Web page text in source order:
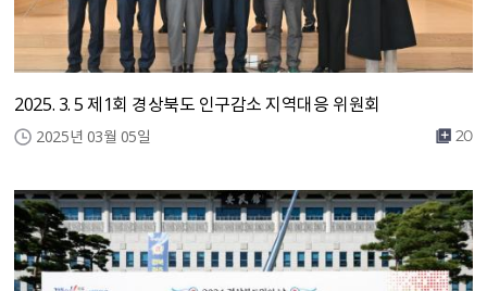
2025. 3. 5 제1회 경상북도 인구감소 지역대응 위원회
2025년 03월 05일 20